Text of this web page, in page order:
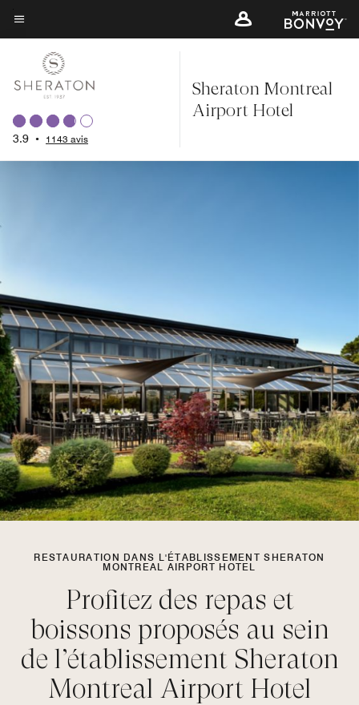
Skip
to
content
Texte du menu
3.9 • 1143 avis
Sheraton Montreal
Airport Hotel
RESTAURATION DANS L'ÉTABLISSEMENT SHERATON
MONTREAL AIRPORT HOTEL
Profitez des repas et
boissons proposés au sein
de l’établissement Sheraton
Montreal Airport Hotel